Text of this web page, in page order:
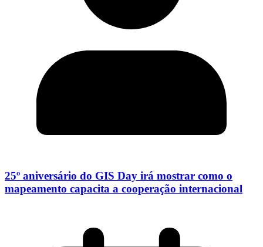
25º aniversário do GIS Day irá mostrar como o
mapeamento capacita a cooperação internacional